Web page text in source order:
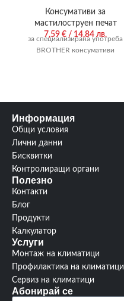
Консумативи за
мастилоструен печат
7,59 € / 14,84 лв.
за специализирана употреба
BROTHER консумативи
Информация
Общи условия
Лични данни
Бисквитки
Контролиращи органи
Полезно
Контакти
Блог
Продукти
Калкулатор
Услуги
Монтаж на климатици
Профилактика на климатици
Сервиз на климатици
Абонирай се